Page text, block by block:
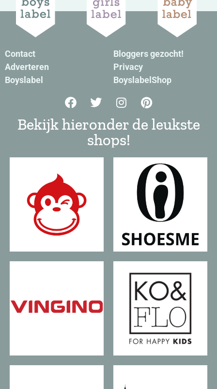
Contact
Adverteren
Boyslabel
Bloggers gezocht!
Privacy
BoyslabelShop
Bekijk hieronder de leukste
shops!